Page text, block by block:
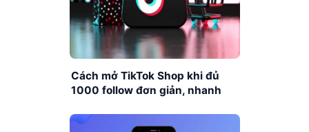
Cách mở TikTok Shop khi đủ
1000 follow đơn giản, nhanh